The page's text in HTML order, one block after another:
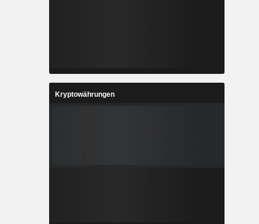
Kryptowährungen